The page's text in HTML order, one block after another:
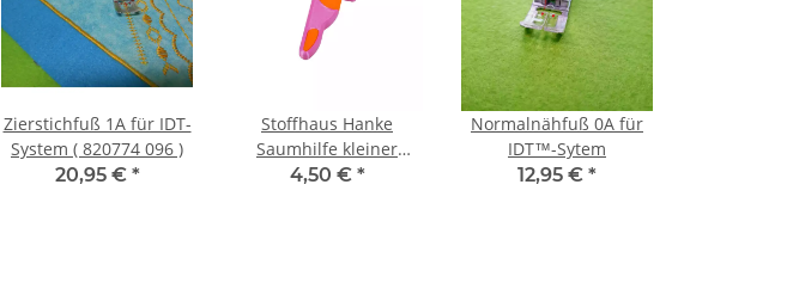
Zierstichfuß 1A für IDT-
System ( 820774 096 )
20,95 € *
Stoffhaus Hanke
Saumhilfe kleiner
Tukan pink 1 Stück
4,50 € *
Normalnähfuß 0A für
IDT™-Sytem
12,95 € *